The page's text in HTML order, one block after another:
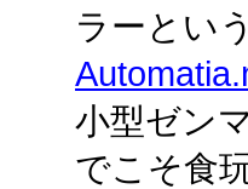
ラーとい
小型ゼン
でこそ食